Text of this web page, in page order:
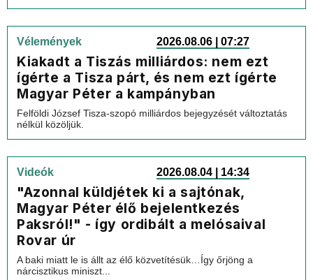
Vélemények 2026.08.06 | 07:27
Kiakadt a Tiszás milliárdos: nem ezt
ígérte a Tisza párt, és nem ezt ígérte
Magyar Péter a kampányban
Felföldi József Tisza-szopó milliárdos bejegyzését változtatás
nélkül közöljük.
Videók 2026.08.04 | 14:34
"Azonnal küldjétek ki a sajtónak,
Magyar Péter élő bejelentkezés
Paksról!" - így ordibált a melósaival
Rovar úr
A baki miatt le is állt az élő közvetítésük…Így őrjöng a
nárcisztikus miniszt...